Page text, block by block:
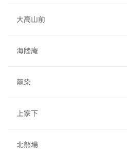
大高山前
海陸庵
籠染
上家下
北熊場